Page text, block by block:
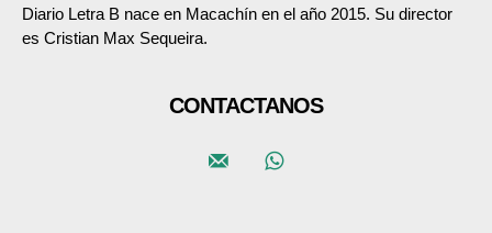
Diario Letra B nace en Macachín en el año 2015. Su director
es Cristian Max Sequeira.
CONTACTANOS